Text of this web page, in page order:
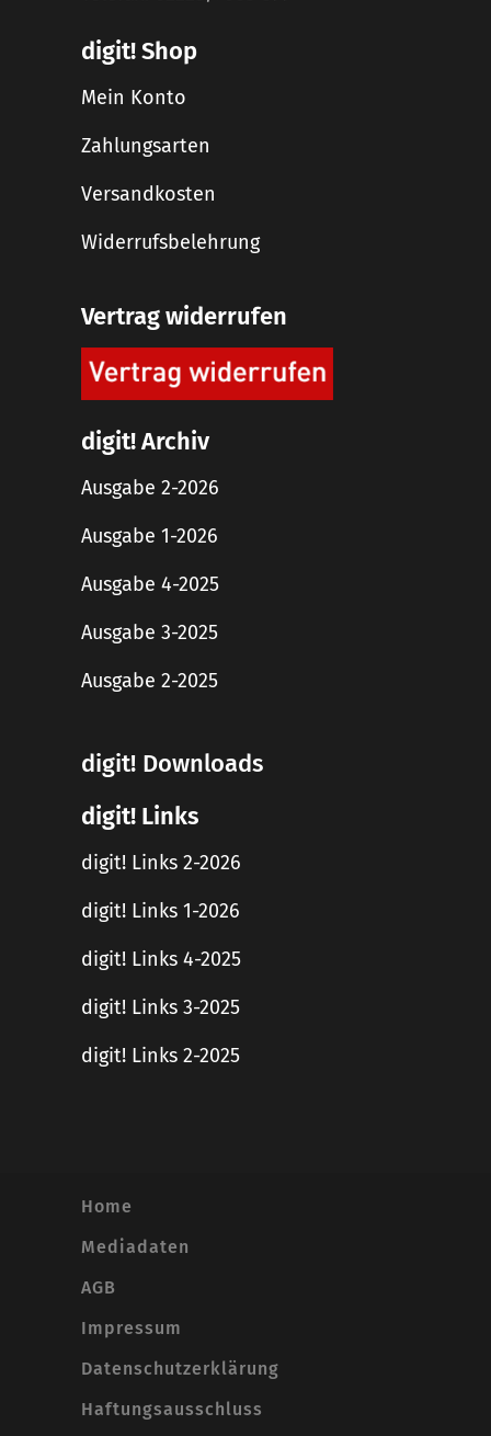
digit! Shop
Mein Konto
Zahlungsarten
Versandkosten
Widerrufsbelehrung
Vertrag widerrufen
digit! Archiv
Ausgabe 2-2026
Ausgabe 1-2026
Ausgabe 4-2025
Ausgabe 3-2025
Ausgabe 2-2025
digit! Downloads
digit! Links
digit! Links 2-2026
digit! Links 1-2026
digit! Links 4-2025
digit! Links 3-2025
digit! Links 2-2025
Home
Mediadaten
AGB
Impressum
Datenschutzerklärung
Haftungsausschluss